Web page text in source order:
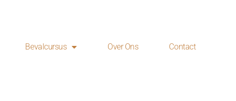
Bevalcursus Over Ons Contact